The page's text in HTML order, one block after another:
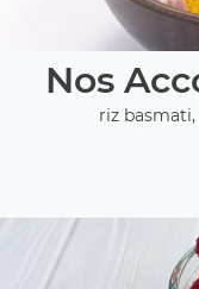
Nos
riz